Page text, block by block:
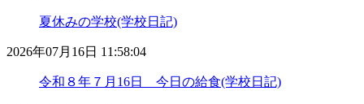
夏休みの学校(学校日記)
2026年07月16日 11:58:04
令和８年７月16日 今日の給食(学校日記)